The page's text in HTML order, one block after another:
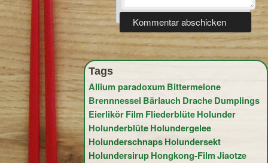
Tags
Allium paradoxum Bittermelone
Brennnessel Bärlauch DracheDumplings
EierlikörFilm FliederblüteHolunder
HolunderblüteHolundergelee
HolunderschnapsHolundersekt
HolundersirupHongkong-FilmJiaotze